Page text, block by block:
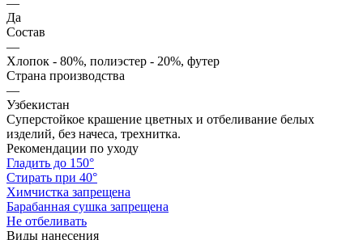
Да
Состав
—
Хлопок - 80%, полиэстер - 20%, футер
Страна производства
—
Узбекистан
Суперстойкое крашение цветных и отбеливание белых
изделий, без начеса, трехнитка.
Рекомендации по уходу
Гладить до 150°
Стирать при 40°
Химчистка запрещена
Барабанная сушка запрещена
Не отбеливать
Виды нанесения